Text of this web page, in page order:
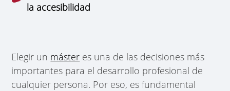
la accesibilidad
Elegir un máster es una de las decisiones más
importantes para el desarrollo profesional de
cualquier persona. Por eso, es fundamental